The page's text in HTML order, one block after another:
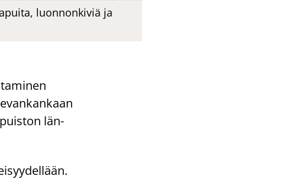
luonnonkiviä ja
län­